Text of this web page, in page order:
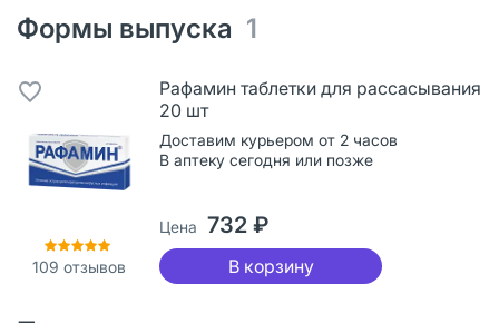
Формы выпуска 1
109 отзывов
Рафамин таблетки для рассасывания
20 шт
Доставим курьером от 2 часов
В аптеку сегодня или позже
Цена 732 ₽
В корзину